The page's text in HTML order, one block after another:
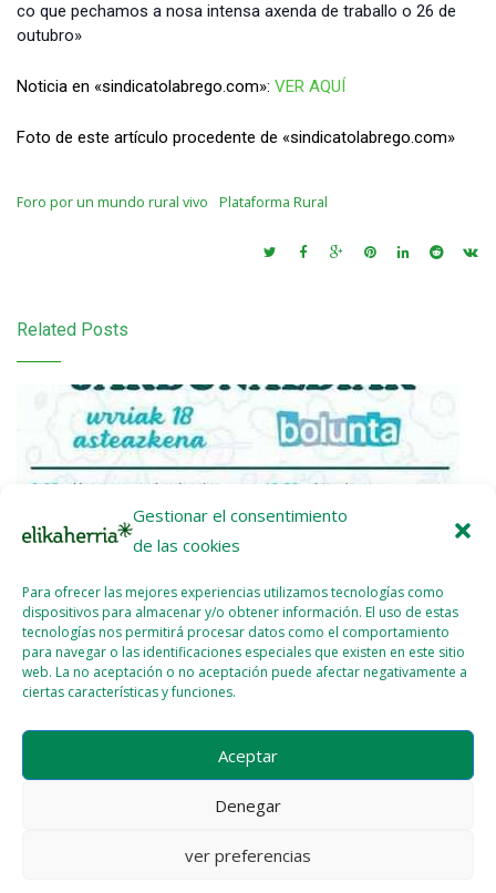
Gestionar el consentimiento
de las cookies
Para ofrecer las mejores experiencias utilizamos tecnologías como
dispositivos para almacenar y/o obtener información. El uso de estas
tecnologías nos permitirá procesar datos como el comportamiento
para navegar o las identificaciones especiales que existen en este sitio
web. La no aceptación o no aceptación puede afectar negativamente a
ciertas características y funciones.
Aceptar
Denegar
ver preferencias
co que pechamos a nosa intensa axenda de traballo o 26 de
outubro»
Noticia en «sindicatolabrego.com»: VER AQUÍ
Foto de este artículo procedente de «sindicatolabrego.com»
Foro por un mundo rural vivo Plataforma Rural
Related Posts
Elikaldia, iniciativa para promover la soberanía alimentaria y